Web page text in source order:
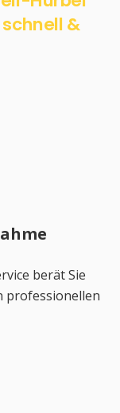
&
berät Sie
professionellen